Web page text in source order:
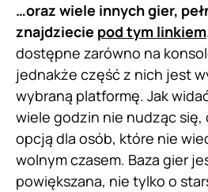
…oraz wiele innych gier,
znajdziecie pod tym linkiem
dostępne zarówno na
jednakże część z nich jest
wybraną platformę. Jak
wiele godzin nie nudząc się,
opcją dla osób, które nie
wolnym czasem. Baza gier
powiększana, nie tylko o